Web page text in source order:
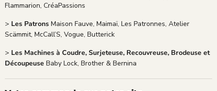
Flammarion, CréaPassions
> Les Patrons Maison Fauve, Maimaï, Les Patronnes, Atelier
Scämmit, McCall’S, Vogue, Butterick
> Les Machines à Coudre, Surjeteuse, Recouvreuse, Brodeuse et
Découpeuse Baby Lock, Brother & Bernina